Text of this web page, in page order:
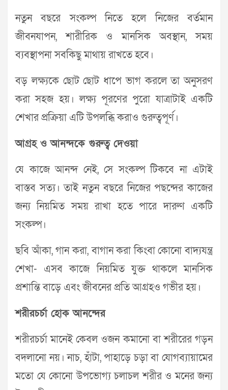
নতুন বছরে সংকল্প নিতে হলে নিজের বর্তমান
জীবনযাপন, শারীরিক ও মানসিক অবস্থান, সময়
ব্যবস্থাপনা সবকিছু মাথায় রাখতে হবে।
বড় লক্ষ্যকে ছোট ছোট ধাপে ভাগ করলে তা অনুসরণ
করা সহজ হয়। লক্ষ্য পূরণের পুরো যাত্রাটাই একটি
শেখার প্রক্রিয়া এটি উপলব্ধি করাও গুরুত্বপূর্ণ।
আগ্রহ ও আনন্দকে গুরুত্ব দেওয়া
যে কাজে আনন্দ নেই, সে সংকল্প টিকবে না এটাই
বাস্তব সত্য। তাই নতুন বছরে নিজের পছন্দের কাজের
জন্য নিয়মিত সময় রাখা হতে পারে দারুণ একটি
সংকল্প।
ছবি আঁকা, গান করা, বাগান করা কিংবা কোনো বাদ্যযন্ত্র
শেখা- এসব কাজে নিয়মিত যুক্ত থাকলে মানসিক
প্রশান্তি বাড়ে এবং জীবনের প্রতি আগ্রহও গভীর হয়।
শরীরচর্চা হোক আনন্দের
শরীরচর্চা মানেই কেবল ওজন কমানো বা শরীরের গড়ন
বদলানো নয়। নাচ, হাঁটা, পাহাড়ে চড়া বা যোগব্যায়ামের
মতো যে কোনো উপভোগ্য চলাচল শরীর ও মনের জন্য